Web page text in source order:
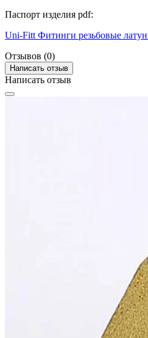
Паспорт изделия pdf:
Uni-Fitt Фитинги резьбовые
Отзывов (0)
Написать отзыв
Написать отзыв